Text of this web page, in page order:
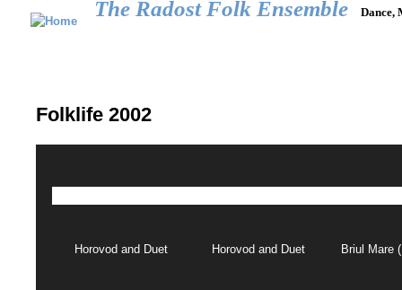
The Radost Folk Ensemble Dance,
Folklife 2002
Horovod and Duet Horovod and Duet Briul Mare